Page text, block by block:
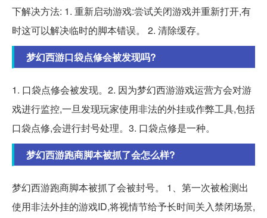
下解决方法: 1. 重新启动游戏:尝试关闭游戏并重新打开,有
时这可以解决临时的脚本错误。 2. 清除缓存。
梦幻西游口袋点修会被发现吗?
1. 口袋点修会被发现。2. 因为梦幻西游游戏运营方会对游
戏进行监控,一旦发现玩家使用非法的外挂或作弊工具,包括
口袋点修,会进行封号处理。3. 口袋点修是一种。
梦幻西游跑商脚本被抓了会怎么样?
梦幻西游跑商脚本被抓了会被封号。 1、第一次被检测出
使用非法外挂的游戏ID,将视情节给予长时间关入禁闭场景,